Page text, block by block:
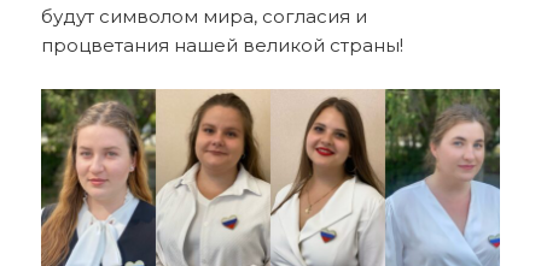
будут символом мира, согласия и
процветания нашей великой страны!